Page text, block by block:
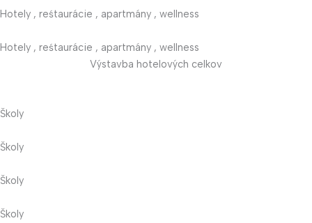
Hotely , reśtaurácie , apartmány , wellness
Hotely , reśtaurácie , apartmány , wellness
Výstavba hotelových celkov
Školy
Školy
Školy
Školy